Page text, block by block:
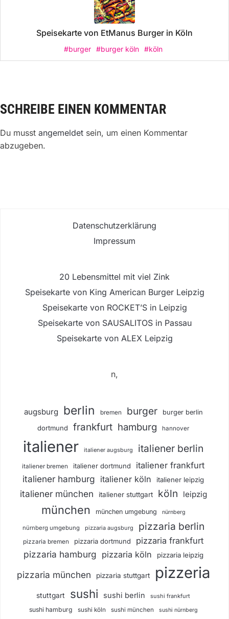
Speisekarte von EtManus Burger in Köln
#burger #burger köln #köln
SCHREIBE EINEN KOMMENTAR
Du musst angemeldet sein, um einen Kommentar
abzugeben.
Datenschutzerklärung
Impressum
20 Lebensmittel mit viel Zink
Speisekarte von King American Burger Leipzig
Speisekarte von ROCKET’S in Leipzig
Speisekarte von SAUSALITOS in Passau
Speisekarte von ALEX Leipzig
n,
augsburg berlin bremen burger burger berlin
dortmund frankfurt hamburg hannover
italiener italiener augsburg italiener berlin
italiener bremen italiener dortmund italiener frankfurt
italiener hamburg italiener köln italiener leipzig
italiener münchen italiener stuttgart köln leipzig
münchen münchen umgebung nürnberg
nürnberg umgebung pizzaria augsburg pizzaria berlin
pizzaria bremen pizzaria dortmund pizzaria frankfurt
pizzaria hamburg pizzaria köln pizzaria leipzig
pizzaria münchen pizzaria stuttgart pizzeria
stuttgart sushi sushi berlin sushi frankfurt
sushi hamburg sushi köln sushi münchen sushi nürnberg